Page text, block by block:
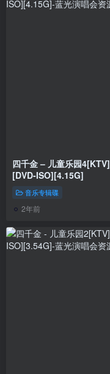
四千金 – 儿童乐园4[KTV]
[DVD-ISO][4.15G]
音乐专辑碟
2年前